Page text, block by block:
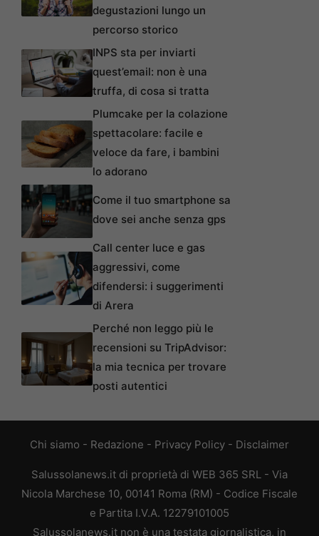
degustazioni lungo un
percorso storico
INPS sta per inviarti
quest’email: non è una
truffa, di cosa si tratta
Plumcake per la colazione
spettacolare: facile e
veloce da fare, i bambini
lo adorano
Come il tuo smartphone sa
dove sei anche senza gps
Call center luce e gas
aggressivi, come
difendersi: i suggerimenti
di Arera
Perché non leggo più le
recensioni su TripAdvisor:
la mia tecnica per trovare
posti autentici
Chi siamo - Redazione - Privacy Policy - Disclaimer
Salussolanews.it di proprietà di WEB 365 SRL - Via
Nicola Marchese 10, 00141 Roma (RM) - Codice Fiscale
e Partita I.V.A. 12279101005
Salussolanews.it non è una testata giornalistica, in